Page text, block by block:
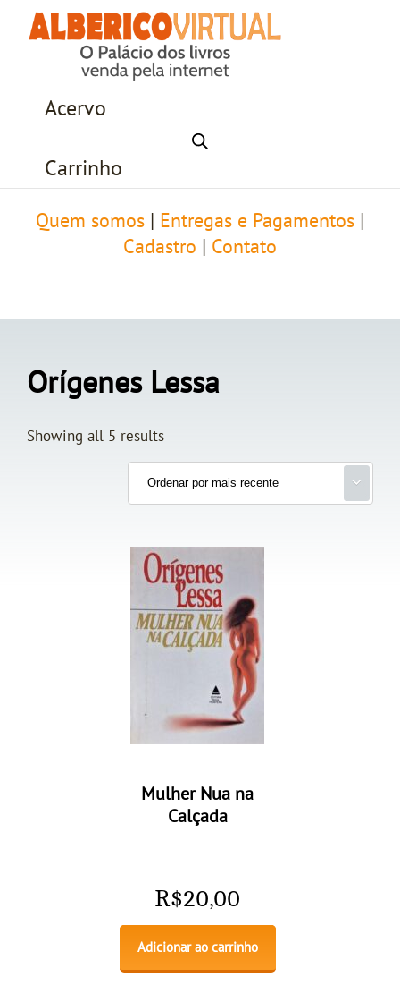
Acervo
Carrinho
Quem somos Entregas e Pagamentos
Cadastro
Contato
Orígenes Lessa
Showing all 5 results
Mulher Nua na
Calçada
R$20,00
Adicionar ao carrinho